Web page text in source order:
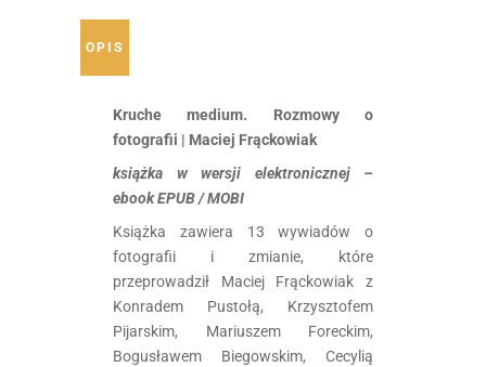
|
ebook
quantity
OPIS
Kruche medium. Rozmowy o
fotografii | Maciej Frąckowiak
książka w wersji elektronicznej –
ebook EPUB / MOBI
Książka zawiera 13 wywiadów o
fotografii i zmianie, które
przeprowadził Maciej Frąckowiak z
Konradem Pustołą, Krzysztofem
Pijarskim, Mariuszem Foreckim,
Bogusławem Biegowskim, Cecylią